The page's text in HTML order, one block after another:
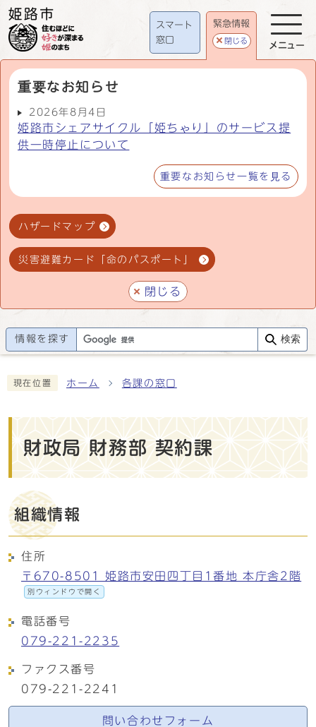
スマート
窓口
緊急情報
閉じる
重要なお知らせ
2026年8月4日
姫路市シェアサイクル「姫ちゃり」のサービス提
供一時停止について
重要なお知らせ一覧を見る
ハザードマップ
災害避難カード「命のパスポート」
閉じる
メニュー
情報を探す 検索
現在位置 ホーム 各課の窓口
財政局 財務部 契約課
組織情報
住所
〒670-8501 姫路市安田四丁目1番地 本庁舎2階
別ウィンドウで開く
電話番号
079-221-2235
ファクス番号
079-221-2241
問い合わせフォーム